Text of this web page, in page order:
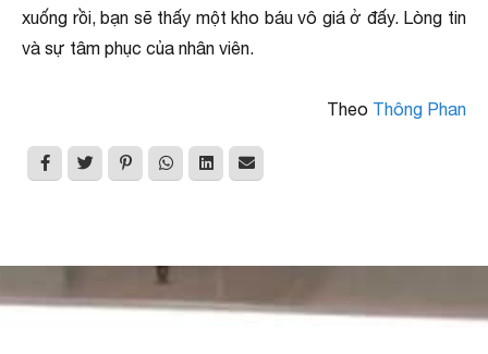
xuống rồi, bạn sẽ thấy một kho báu vô giá ở đấy. Lòng tin
và sự tâm phục của nhân viên.
Theo Thông Phan